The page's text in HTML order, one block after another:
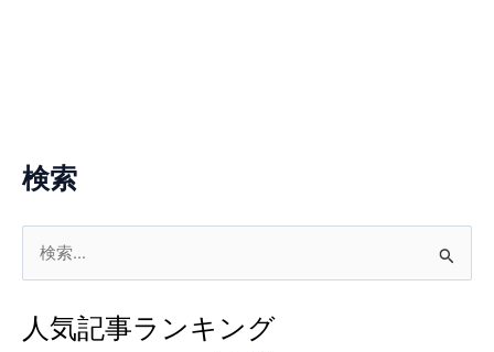
検索
象人気記事ランキング